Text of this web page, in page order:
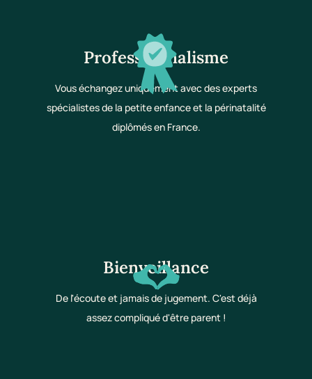
Professionnalisme
Vous échangez uniquement avec des experts
spécialistes de la petite enfance et la périnatalité
diplômés en France.
Bienveillance
De l'écoute et jamais de jugement. C'est déjà
assez compliqué d'être parent !